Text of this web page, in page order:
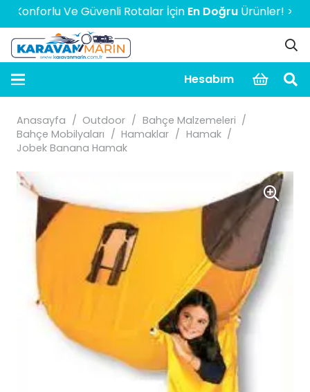
Ve Güvenli Rotalar İçinEn DoğruÜrünler! > > > > >
Hesabım
Anasayfa / Outdoor / Bahçe Malzemeleri /
Bahçe Mobilyaları / Hamaklar / Hamak /
Jobek Banana Hamak